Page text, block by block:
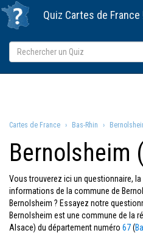
Quiz Cartes de France
Cartes de France Bas-Rhin
Bernolsheim
Vous trouverez ici un questionnaire,
informations de la commune de
Bernolsheim ? Essayez notre
Bernolsheim est une commune de la
Alsace) du département numéro 67(